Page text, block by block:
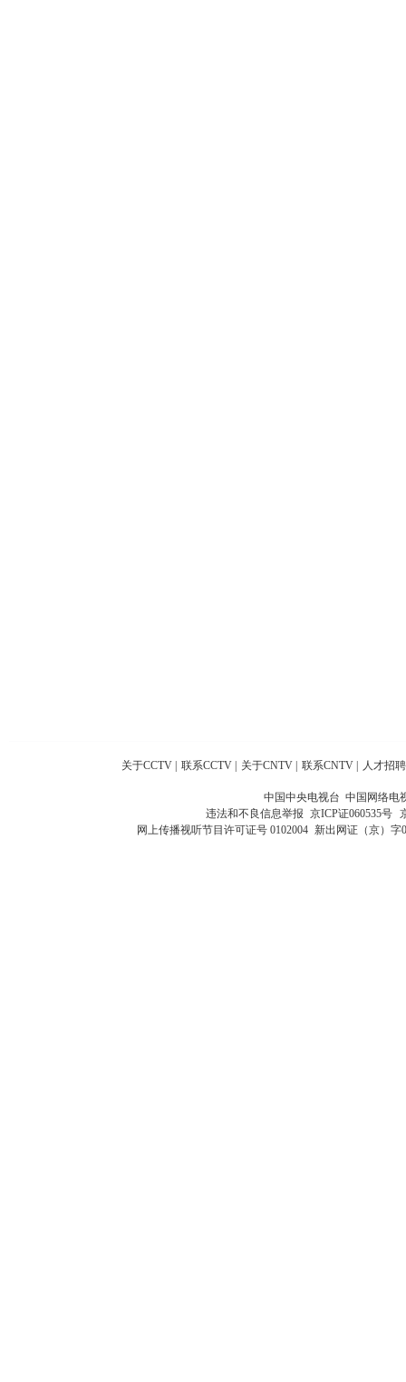
关于CCTV 联系CCTV 关于CNTV 联系CNTV 人才招聘
中国中央电视台 中国网络电
违法和不良信息举报 京ICP证060535号
网上传播视听节目许可证号 0102004 新出网证（京）